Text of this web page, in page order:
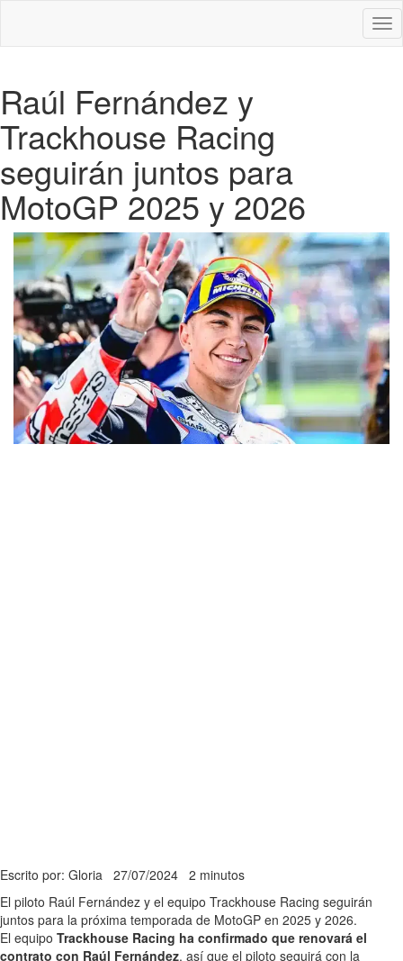
Raúl Fernández y
Trackhouse Racing
seguirán juntos para
MotoGP 2025 y 2026
Escrito por: Gloria 27/07/2024 2 minutos
El piloto Raúl Fernández y el equipo Trackhouse Racing seguirán
juntos para la próxima temporada de MotoGP en 2025 y 2026.
El equipo Trackhouse Racing ha confirmado que renovará el
contrato con Raúl Fernández, así que el piloto seguirá con la